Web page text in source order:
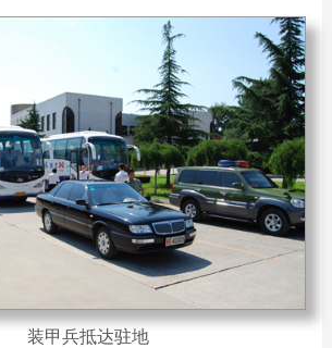
装甲兵抵达驻地